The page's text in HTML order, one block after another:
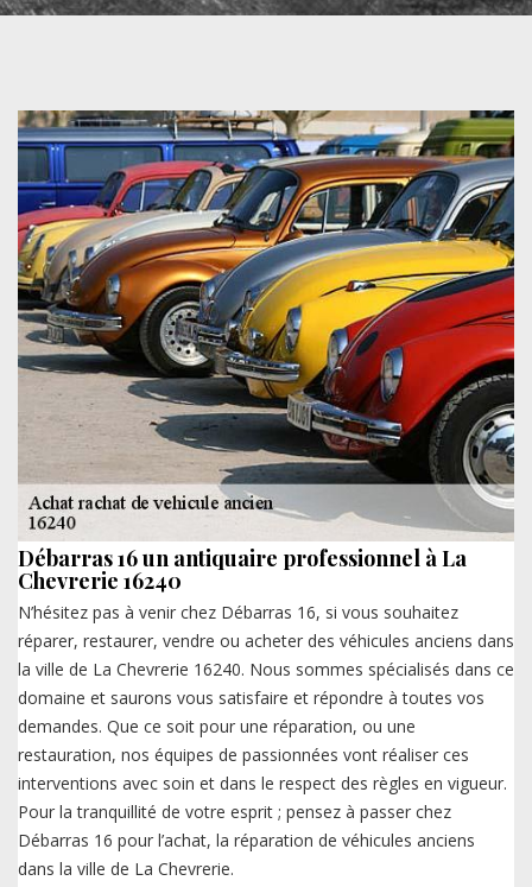
Débarras 16 un antiquaire professionnel à La
Chevrerie 16240
N’hésitez pas à venir chez Débarras 16, si vous souhaitez
réparer, restaurer, vendre ou acheter des véhicules anciens dans
la ville de La Chevrerie 16240. Nous sommes spécialisés dans ce
domaine et saurons vous satisfaire et répondre à toutes vos
demandes. Que ce soit pour une réparation, ou une
restauration, nos équipes de passionnées vont réaliser ces
interventions avec soin et dans le respect des règles en vigueur.
Pour la tranquillité de votre esprit ; pensez à passer chez
Débarras 16 pour l’achat, la réparation de véhicules anciens
dans la ville de La Chevrerie.